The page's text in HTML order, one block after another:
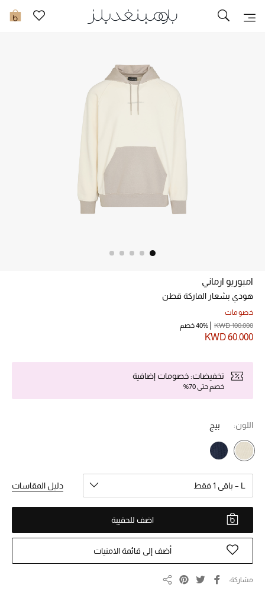
0 تخفيضات
خصم حتى 70%
تسوقوا الآن
ما وصلنا حديثاً
النساء
الحقائب النسائية
الرجال
امبوريو ارماني
هودي بشعار الماركة قطن
خصومات
KWD 60.000
KWD 100.000 40% خصم
تخفيضات: خصومات إضافية
خصم حتى 70%
اللون: بيج
L – باقي 1 فقط دليل المقاسات
اضف للحقيبة
أضف إلى قائمة الامنيات
مشاركة